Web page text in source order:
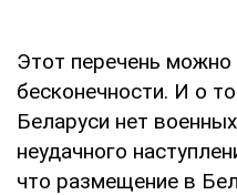
Этот перечень
бесконечности. И о
Беларуси нет
неудачного
что размещение в